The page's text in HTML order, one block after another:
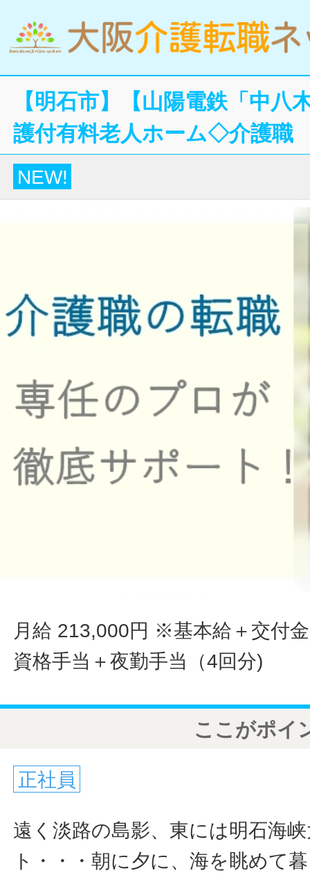
【明石市】【山陽電鉄「中八
護付有料老人ホーム◇介護職
NEW!
月給 213,000円 ※基本給＋交付
資格手当＋夜勤手当（4回分)
ここがポイ
正社員
遠く淡路の島影、東には明石海
ト・・・朝に夕に、海を眺めて